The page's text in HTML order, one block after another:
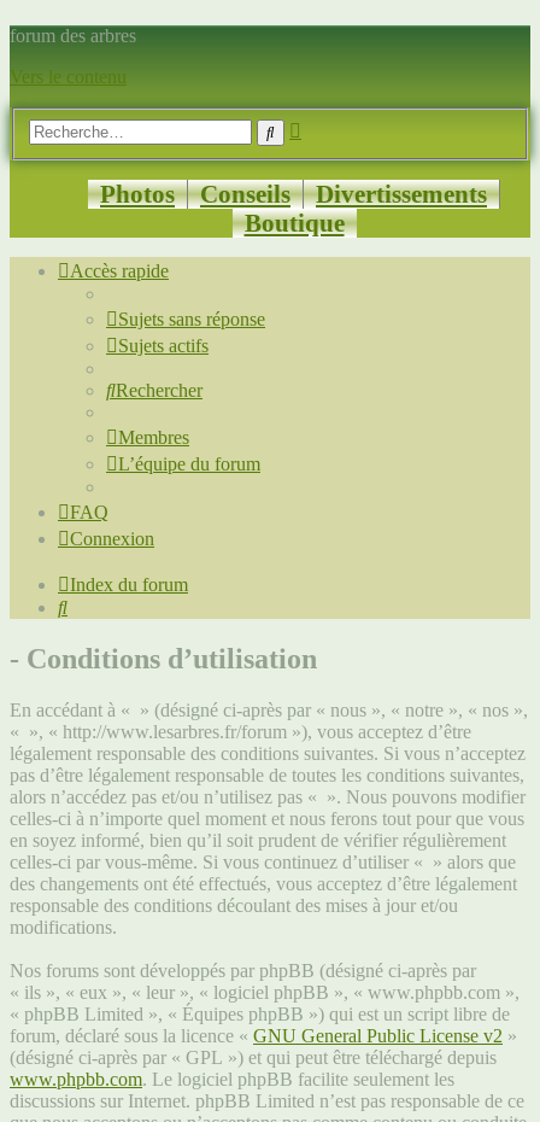
forum des arbres
Vers le contenu
Rechercher
Photos Conseils
Divertissements
Boutique
Accès rapide
Sujets sans réponse
Sujets actifs
Rechercher
Membres
L’équipe du forum
FAQ
Connexion
Index du forum
Rechercher
- Conditions d’utilisation
En accédant à « » (désigné ci-après par « nous », « notre », « nos »,
« », « http://www.lesarbres.fr/forum »), vous acceptez d’être
légalement responsable des conditions suivantes. Si vous n’acceptez
pas d’être légalement responsable de toutes les conditions suivantes,
alors n’accédez pas et/ou n’utilisez pas « ». Nous pouvons modifier
celles-ci à n’importe quel moment et nous ferons tout pour que vous
en soyez informé, bien qu’il soit prudent de vérifier régulièrement
celles-ci par vous-même. Si vous continuez d’utiliser « » alors que
des changements ont été effectués, vous acceptez d’être légalement
responsable des conditions découlant des mises à jour et/ou
modifications.
Nos forums sont développés par phpBB (désigné ci-après par
« ils », « eux », « leur », « logiciel phpBB », « www.phpbb.com »,
« phpBB Limited », « Équipes phpBB ») qui est un script libre de
forum, déclaré sous la licence « GNU General Public License v2 »
(désigné ci-après par « GPL ») et qui peut être téléchargé depuis
www.phpbb.com. Le logiciel phpBB facilite seulement les
discussions sur Internet. phpBB Limited n’est pas responsable de ce